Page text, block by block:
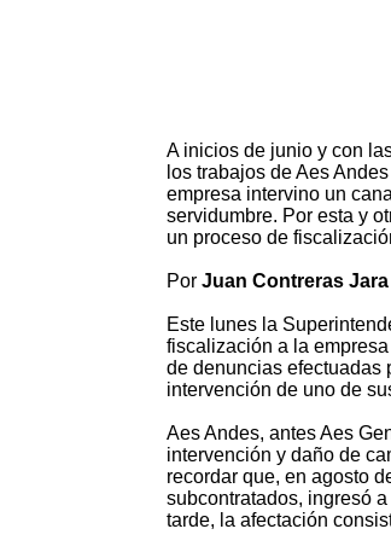
A inicios de junio y con
los trabajos de Aes
empresa intervino un
servidumbre. Por esta y
un proceso de
Por Juan Contreras Jara
Este lunes la
fiscalización a la
de denuncias efectuadas
intervención de uno de
Aes Andes, antes Aes
intervención y daño de
recordar que, en agosto
subcontratados, ingresó
tarde, la afectación